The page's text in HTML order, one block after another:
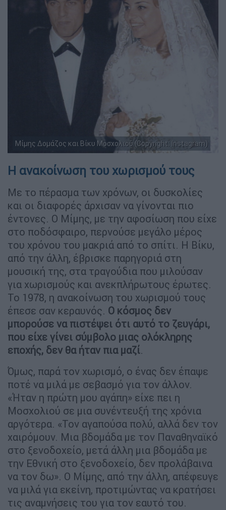
Μίμης Δομάζος και Βίκυ Μοσχολιού (Copyright: Instagram)
Η ανακοίνωση του χωρισμού τους
Με το πέρασμα των χρόνων, οι δυσκολίες
και οι διαφορές άρχισαν να γίνονται πιο
έντονες. Ο Μίμης, με την αφοσίωση που είχε
στο ποδόσφαιρο, περνούσε μεγάλο μέρος
του χρόνου του μακριά από το σπίτι. Η Βίκυ,
από την άλλη, έβρισκε παρηγοριά στη
μουσική της, στα τραγούδια που μιλούσαν
για χωρισμούς και ανεκπλήρωτους έρωτες.
Το 1978, η ανακοίνωση του χωρισμού τους
έπεσε σαν κεραυνός. Ο κόσμος δεν
μπορούσε να πιστέψει ότι αυτό το ζευγάρι,
που είχε γίνει σύμβολο μιας ολόκληρης
εποχής, δεν θα ήταν πια μαζί.
Όμως, παρά τον χωρισμό, ο ένας δεν έπαψε
ποτέ να μιλά με σεβασμό για τον άλλον.
«Ήταν η πρώτη μου αγάπη» είχε πει η
Μοσχολιού σε μια συνέντευξή της χρόνια
αργότερα. «Τον αγαπούσα πολύ, αλλά δεν τον
χαιρόμουν. Μια βδομάδα με τον Παναθηναϊκό
στο ξενοδοχείο, μετά άλλη μια βδομάδα με
την Εθνική στο ξενοδοχείο, δεν προλάβαινα
να τον δω». Ο Μίμης, από την άλλη, απέφευγε
να μιλά για εκείνη, προτιμώντας να κρατήσει
τις αναμνήσεις του για τον εαυτό του.